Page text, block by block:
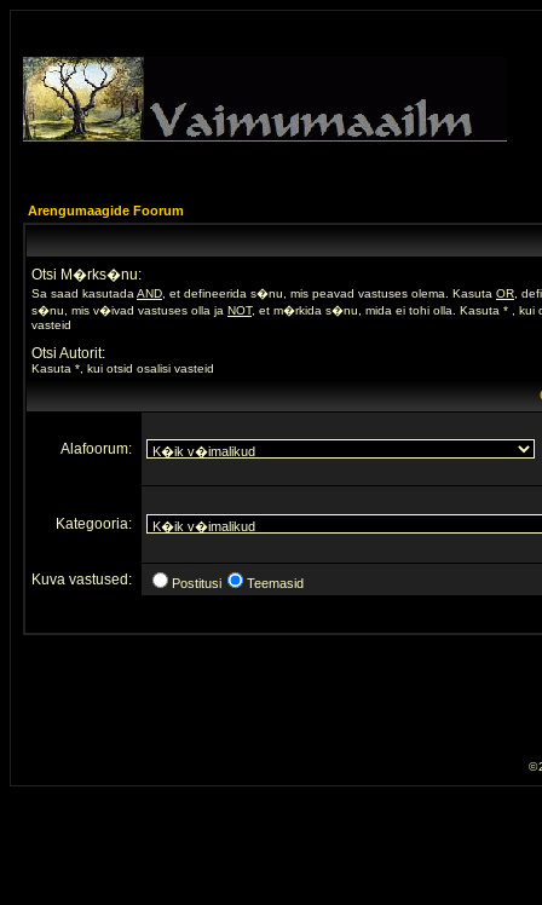
Arengumaagide Foorum
Otsi M�rks�nu:
Sa saad kasutada AND , et defineerida s�nu, mis peavad vastuses olema. Kasuta OR ,
s�nu, mis v�ivad vastuses olla ja NOT, et m�rkida s�nu, mida ei tohi olla. Kasuta * , kui
vasteid
Otsi Autorit:
Kasuta *, kui otsid osalisi vasteid
Alafoorum:
Kategooria:
Kuva vastused: Postitusi Teemasid
©